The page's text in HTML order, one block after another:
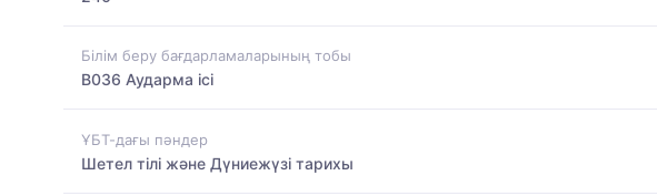
Білім беру бағдарламаларының тобы
B036 Аударма ісі
ҰБТ-дағы пәндер
Шетел тілі және Дүниежүзі тарихы